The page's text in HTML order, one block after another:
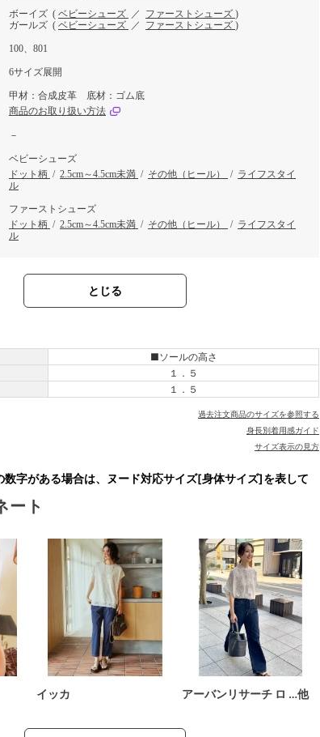
ボーイズ ( ベビーシューズ ／ ファーストシューズ )
ガールズ ( ベビーシューズ ／ ファーストシューズ )
100、801
6サイズ展開
甲材：合成皮革 底材：ゴム底
商品のお取り扱い方法
－
ベビーシューズ
ドット柄 / 2.5cm～4.5cm未満 / その他（ヒール） / ライフスタイ
ル
ファーストシューズ
ドット柄 / 2.5cm～4.5cm未満 / その他（ヒール） / ライフスタイ
ル
とじる
■ソールの高さ
１．５
１．５
過去注文商品のサイズを参照する
身長別着用感ガイド
サイズ表示の見方
字がある場合は、ヌード対応サイズ[身体サイズ]を表して
ート
イッカ アーバンリサーチ ロ …他